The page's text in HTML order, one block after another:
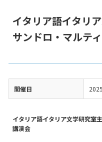
イタリア語イタリ
サンドロ・マルテ
開催日
イタリア語イタリア文学研究室
講演会